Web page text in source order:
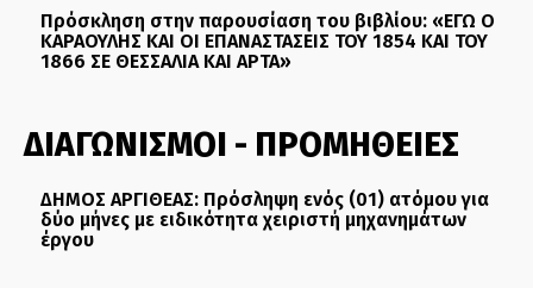
Πρόσκληση στην παρουσίαση του βιβλίου: «ΕΓΩ Ο
ΚΑΡΑΟΥΛΗΣ ΚΑΙ ΟΙ ΕΠΑΝΑΣΤΑΣΕΙΣ ΤΟΥ 1854 ΚΑΙ ΤΟΥ
1866 ΣΕ ΘΕΣΣΑΛΙΑ ΚΑΙ ΑΡΤΑ»
ΔΙΑΓΩΝΙΣΜΟΙ - ΠΡΟΜΗΘΕΙΕΣ
ΔΗΜΟΣ ΑΡΓΙΘΕΑΣ: Πρόσληψη ενός (01) ατόμου για
δύο μήνες με ειδικότητα χειριστή μηχανημάτων
έργου